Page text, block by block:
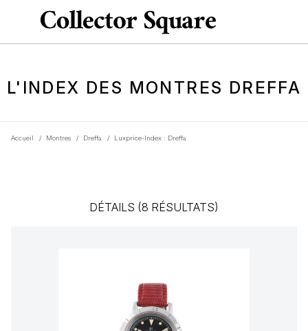
L'INDEX DES MONTRES DREFFA
Accueil / Montres / Dreffa / Luxprice-Index : Dreffa
DÉTAILS (8 RÉSULTATS)